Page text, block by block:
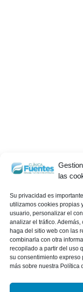
las
Su privacidad es
utilizamos cookies propias
usuario, personalizar el
analizar el tráfico.
haga del sitio web con las
combinarla con otra
recopilado a partir del uso
su consentimiento
más sobre nuestra Política